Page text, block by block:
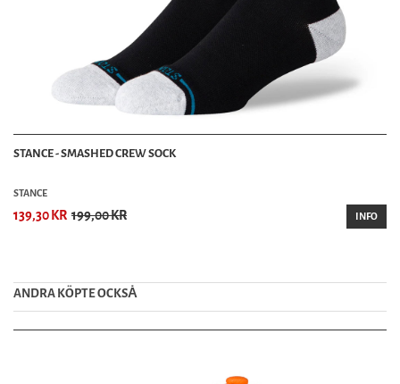
STANCE - SMASHED CREW SOCK
STANCE
139,30 KR 199,00 KR INFO
ANDRA KÖPTE OCKSȦ